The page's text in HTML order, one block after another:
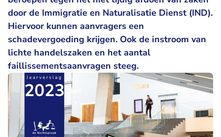
door de Immigratie en Naturalisatie Dienst (IND).
Hiervoor kunnen aanvragers een
schadevergoeding krijgen. Ook de instroom van
lichte handelszaken en het aantal
faillissementsaanvragen steeg.